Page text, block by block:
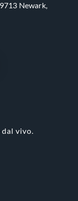
Newark,
vivo.